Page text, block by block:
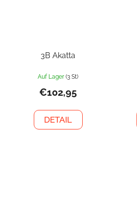
3B Akatta
Auf Lager(3 St)
€102,95
DETAIL